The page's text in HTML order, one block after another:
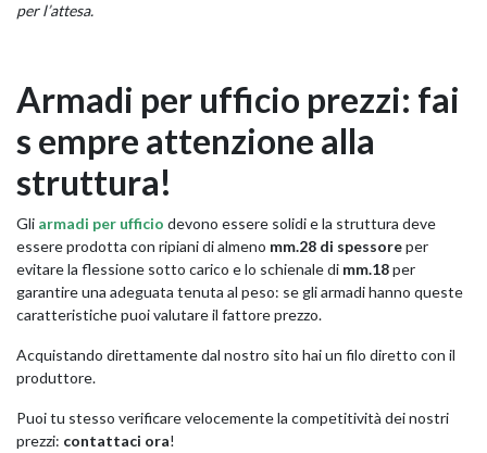
per l’attesa.
Armadi per ufficio prezzi: fai
s empre attenzione alla
struttura!
Gli armadi per ufficio devono essere solidi e la struttura deve
essere prodotta con ripiani di almeno mm.28 di spessoreper
evitare la flessione sotto carico e lo schienale di mm.18per
garantire una adeguata tenuta al peso: se gli armadi hanno queste
caratteristiche puoi valutare il fattore prezzo.
Acquistando direttamente dal nostro sito hai un filo diretto con il
produttore.
Puoi tu stesso verificare velocemente la competitività dei nostri
prezzi: contattaci ora!